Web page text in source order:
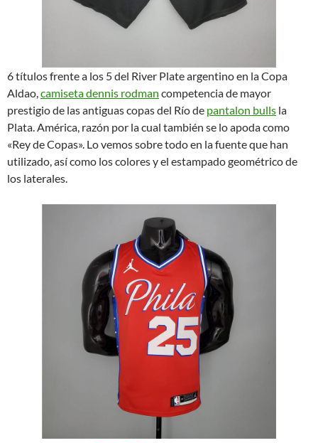
6 títulos frente a los 5 del River Plate argentino en la Copa
Aldao,camiseta dennis rodman competencia de mayor
prestigio de las antiguas copas del Río de pantalon bulls la
Plata. América, razón por la cual también se lo apoda como
«Rey de Copas». Lo vemos sobre todo en la fuente que han
utilizado, así como los colores y el estampado geométrico de
los laterales.